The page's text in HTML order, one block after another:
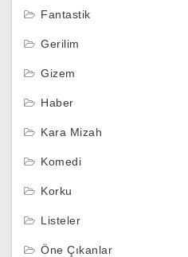
Fantastik
Gerilim
Gizem
Haber
Kara Mizah
Komedi
Korku
Listeler
Öne Çıkanlar